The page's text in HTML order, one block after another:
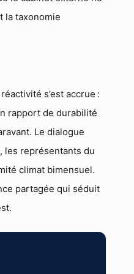
la taxonomie
s’est accrue :
rapport de durabilité
Le dialogue
les représentants du
climat bimensuel.
partagée qui séduit